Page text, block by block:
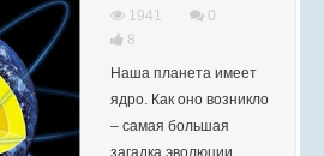
1941
0
8
Наша планета имеет
ядро. Как оно возникло
– самая большая
загадка эволюции